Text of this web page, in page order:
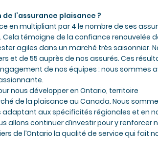
l’assurance plaisance ?
en multipliant par 4 le nombre de ses
témoigne de la confiance renouvelée
agiles dans un marché très saisonnier.
et de 55 auprès de nos assurés. Ces
de nos équipes : nous sommes
nous développer en Ontario, territoire
de la plaisance au Canada. Nous
aux spécificités régionales et en
allons continuer d’investir pour y renforcer
de l’Ontario la qualité de service qui fait